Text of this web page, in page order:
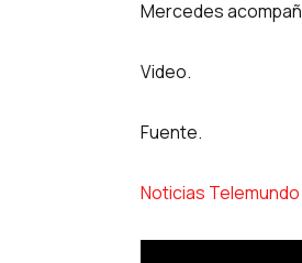
Mercedes
Video.
Fuente.
Noticias Telemundo